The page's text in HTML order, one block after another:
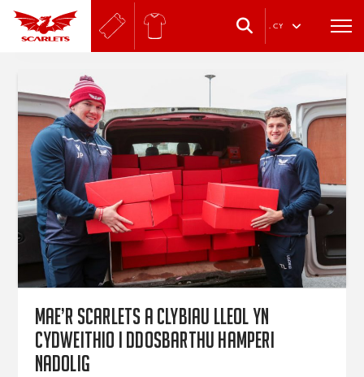
. CY
Mae’r Scarlets a clybiau lleol yn
cydweithio i ddosbarthu hamperi
Nadolig